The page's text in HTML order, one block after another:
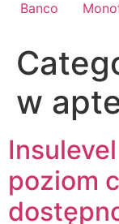
Banco
w
poziom